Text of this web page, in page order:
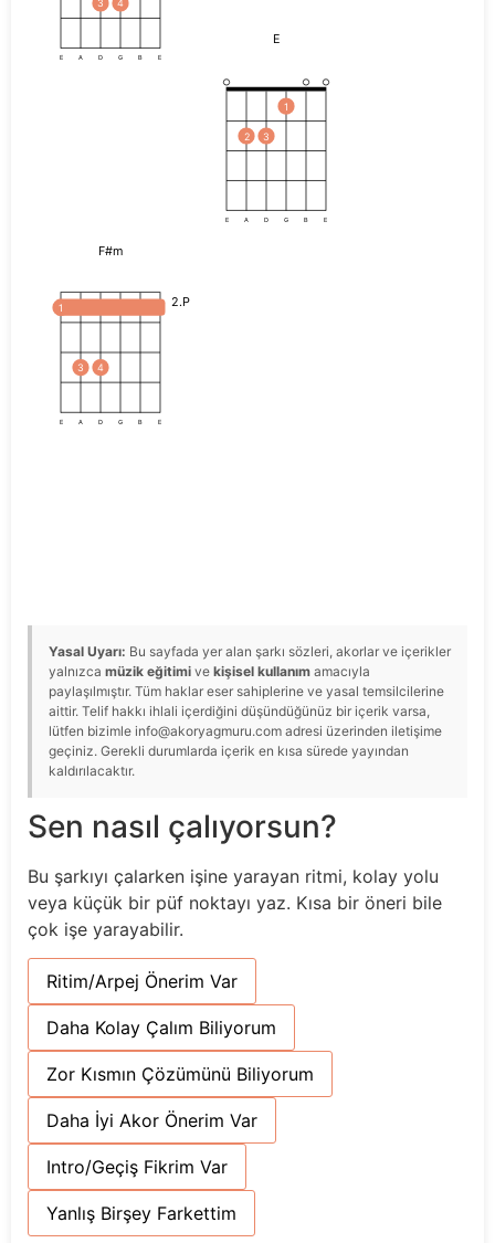
3 4
E A D G B E
E
2 3
1
E A D G B E
F#m
2.P
1
3 4
E A D G B E
Yasal Uyarı: Bu sayfada yer alan şarkı sözleri, akorlar ve içerikler
yalnızca müzik eğitimi ve kişisel kullanım amacıyla
paylaşılmıştır. Tüm haklar eser sahiplerine ve yasal temsilcilerine
aittir. Telif hakkı ihlali içerdiğini düşündüğünüz bir içerik varsa,
lütfen bizimle info@akoryagmuru.com adresi üzerinden iletişime
geçiniz. Gerekli durumlarda içerik en kısa sürede yayından
kaldırılacaktır.
Sen nasıl çalıyorsun?
Bu şarkıyı çalarken işine yarayan ritmi, kolay yolu
veya küçük bir püf noktayı yaz. Kısa bir öneri bile
çok işe yarayabilir.
Ritim/Arpej Önerim Var
Daha Kolay Çalım Biliyorum
Zor Kısmın Çözümünü Biliyorum
Daha İyi Akor Önerim Var
Intro/Geçiş Fikrim Var
Yanlış Birşey Farkettim